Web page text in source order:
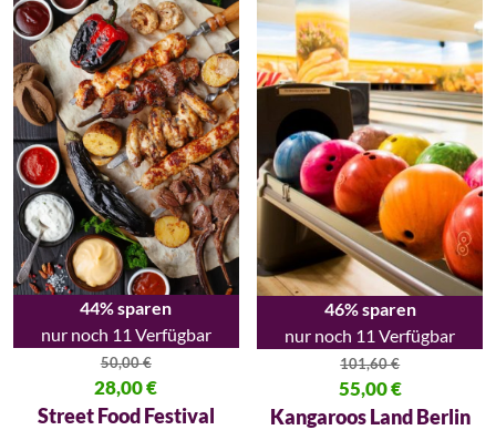
44% sparen
nur noch 11 Verfügbar
50,00€
Ursprünglicher Preis war: 50,00 €
28,00€
Aktueller Preis ist: 28,00 €.
Street Food Festival
46% sparen
nur noch 11 Verfügbar
101,60€
Ursprünglicher Preis war:
55,00€
Aktueller Preis ist: 55,00 €.
Kangaroos Land Berlin